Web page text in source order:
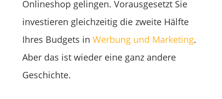
Onlineshop gelingen. Vorausgesetzt Sie
investieren gleichzeitig die zweite Hälfte
Ihres Budgets in Werbung und Marketing.
Aber das ist wieder eine ganz andere
Geschichte.